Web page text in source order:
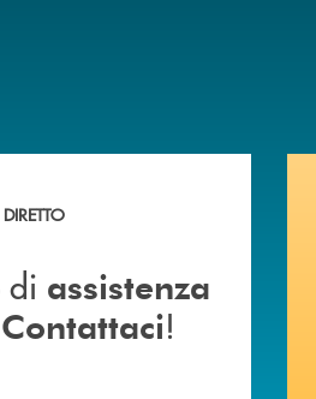
immediata? Contattaci !
di assistenza
Contattaci!